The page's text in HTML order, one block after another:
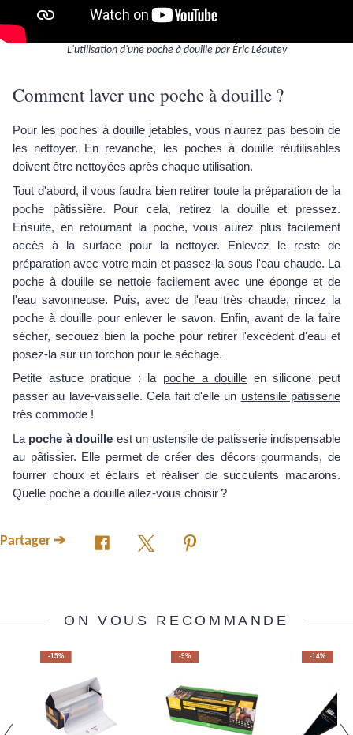
L'utilisation d'une poche à douille par Éric Léautey
Comment laver une poche à douille ?
Pour les poches à douille jetables, vous n'aurez pas besoin de
les nettoyer. En revanche, les poches à douille réutilisables
doivent être nettoyées après chaque utilisation.
Tout d'abord, il vous faudra bien retirer toute la préparation de la
poche pâtissière. Pour cela, retirez la douille et pressez.
Ensuite, en retournant la poche, vous aurez plus facilement
accès à la surface pour la nettoyer. Enlevez le reste de
préparation avec votre main et passez-la sous l'eau chaude. La
poche à douille se nettoie facilement avec une éponge et de
l'eau savonneuse. Puis, avec de l'eau très chaude, rincez la
poche à douille pour enlever le savon. Enfin, avant de la faire
sécher, secouez bien la poche pour retirer l'excédent d'eau et
posez-la sur un torchon pour le séchage.
Petite astuce pratique : la poche a douille en silicone peut
passer au lave-vaisselle. Cela fait d'elle un ustensile patisserie
très commode !
La poche à douille est un ustensile de patisserieindispensable
au pâtissier. Elle permet de créer des décors gourmands, de
fourrer choux et éclairs et réaliser de succulents macarons.
Quelle poche à douille allez-vous choisir ?
Partager ➔
ON VOUS RECOMMANDE
-15% -9% -14%